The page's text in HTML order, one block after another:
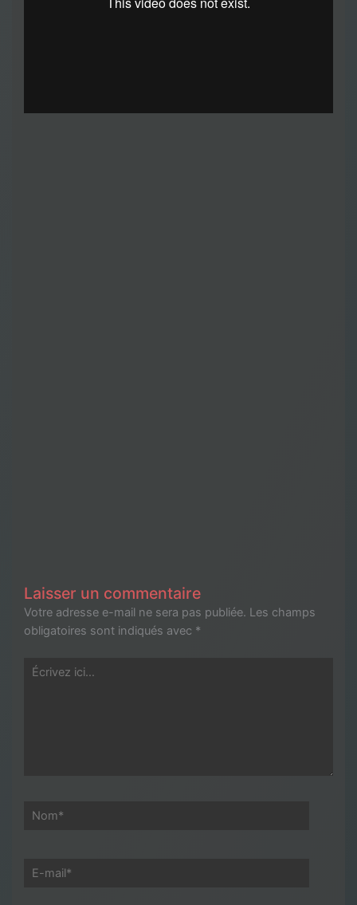
Laisser un commentaire
Votre adresse e-mail ne sera pas publiée. Les champs
obligatoires sont indiqués avec *
Écrivez
Nom*
E-